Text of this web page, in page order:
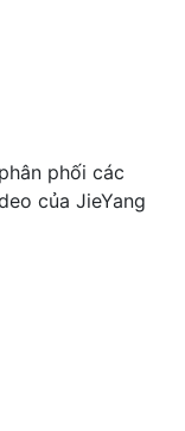
phối các
của JieYang